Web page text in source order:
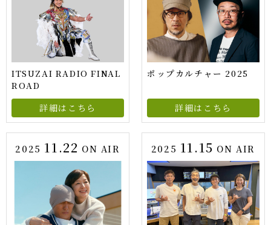
ITSUZAI RADIO FINAL
ROAD
詳細はこちら
ポップカルチャー 2025
詳細はこちら
2025 11.22 ON AIR 2025 11.15 ON AIR